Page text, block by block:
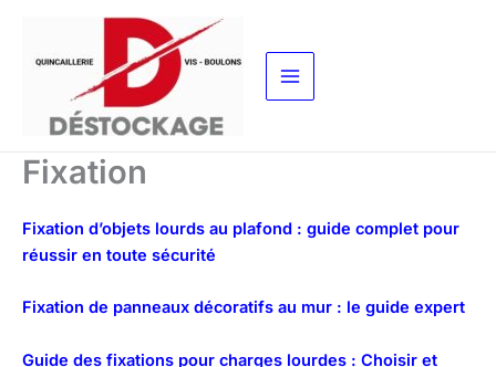
contenu
Fixation
Fixation d’objets lourds au plafond : guide complet pour
réussir en toute sécurité
Fixation de panneaux décoratifs au mur : le guide expert
Guide des fixations pour charges lourdes : Choisir et